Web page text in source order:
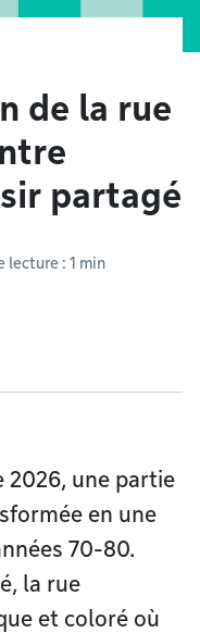
de la rue
partagé
lecture : 1 min
2026, une partie
en une
70-80.
la rue
et coloré où